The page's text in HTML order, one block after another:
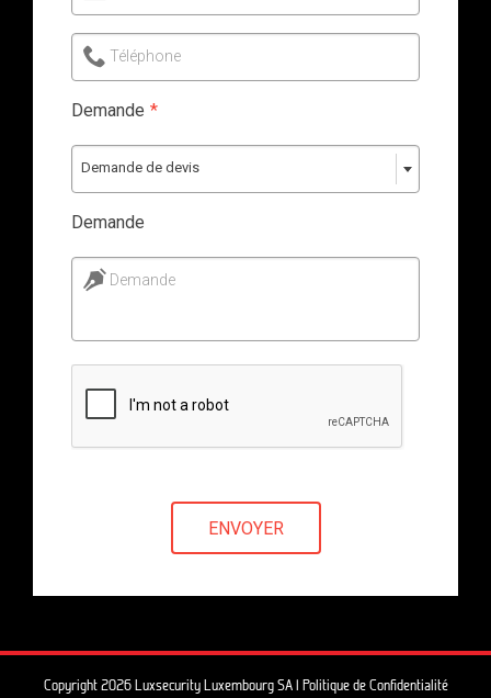
Téléphone
Demande *
Demande de devis
Demande
Demande
ENVOYER
Copyright 2026 Luxsecurity Luxembourg SA | Politique de Confidentialité